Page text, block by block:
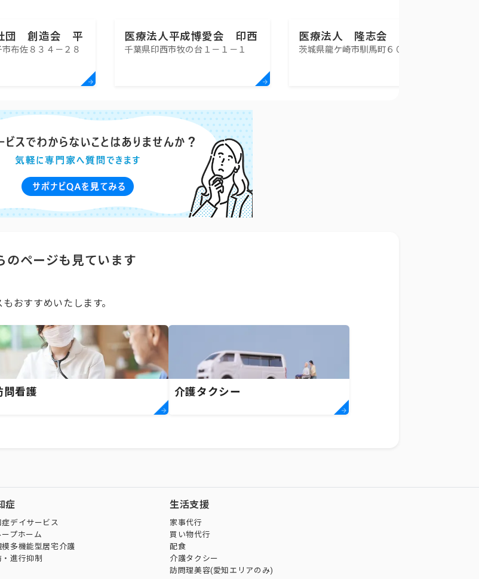
団 創造会 平
布佐８３４－２８
医療法人平成博愛会 印西
総合病院
千葉県印西市牧の台１－１－１
医療法人 隆志会 斎藤ク
リニック
茨城県龍ケ崎市馴馬町６０２ー７
のページも見ています
おすすめいたします。
問看護 介護タクシー
症
症デイサービス
ープホーム
模多機能型居宅介護
進行抑制
生活支援
家事代行
買い物代行
配食
介護タクシー
訪問理美容(愛知エリアのみ)